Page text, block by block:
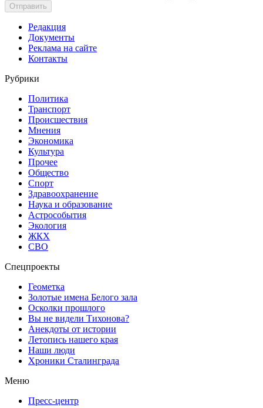
Отправить
Редакция
Документы
Реклама на сайте
Контакты
Рубрики
Политика
Транспорт
Происшествия
Мнения
Экономика
Культура
Прочее
Общество
Спорт
Здравоохранение
Наука и образование
Астрособытия
Экология
ЖКХ
СВО
Спецпроекты
Геометка
Золотые имена Белого зала
Осколки прошлого
Вы не видели Тихонова?
Анекдоты от истории
Летопись нашего края
Наши люди
Хроники Сталинграда
Меню
Пресс-центр